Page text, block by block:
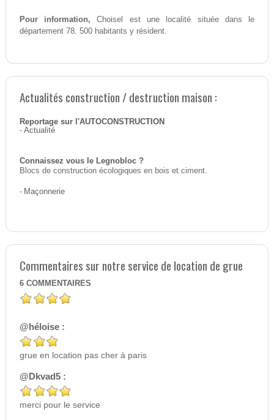
Pour information, Choisel est une localité située dans le
département 78. 500 habitants y résident.
Actualités construction / destruction maison :
Reportage sur l'AUTOCONSTRUCTION
- Actualité
Connaissez vous le Legnobloc ?
Blocs de construction écologiques en bois et ciment.
- Maçonnerie
Commentaires sur notre service de location de grue
6 COMMENTAIRES
@héloise :
grue en location pas cher à paris
@Dkvad5 :
merci pour le service